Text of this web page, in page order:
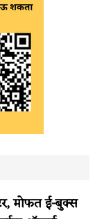
मोफत ई-बुक्स